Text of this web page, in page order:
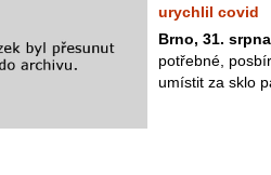
urychlil covid
Brno, 31.
potřebné,
umístit za sklo